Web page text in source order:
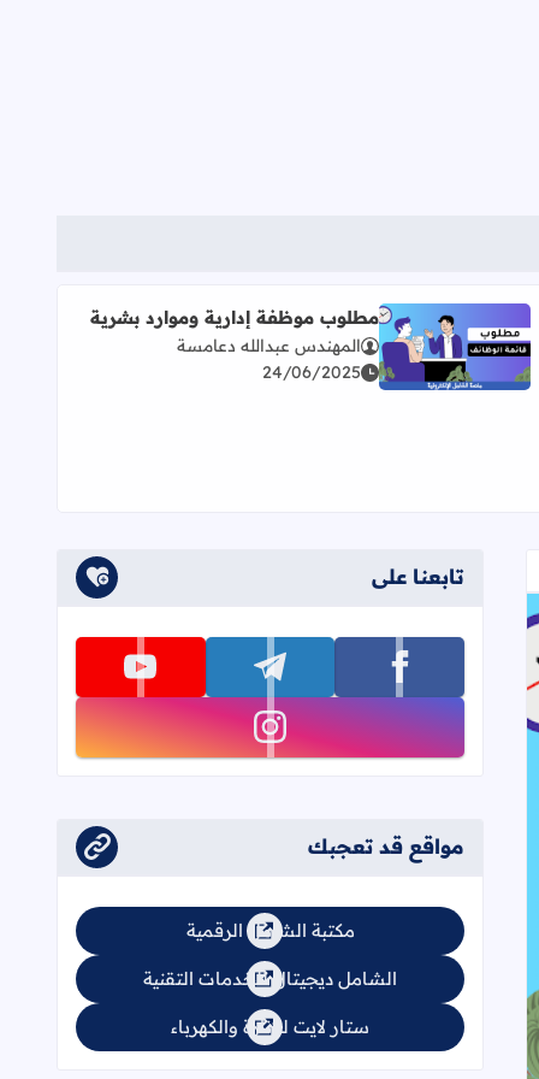
اقرأ المزيد عن مطلوب موظفة إدارية وموارد بشرية
مطلوب موظفة إدارية وموارد بشرية
المهندس عبدالله دعامسة
24/06/2025
تابعنا على
تابعنا على facebook تابعنا على telegram تابعنا على youtube
تابعنا على instagram
مواقع قد تعجبك
مكتبة الشامل الرقمية
الشامل ديجيتال للخدمات التقنية
ستار لايت للإنارة والكهرباء